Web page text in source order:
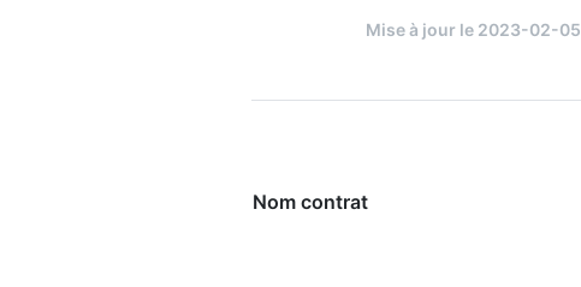
Mise à jour le 2023-02-05
Nom contrat